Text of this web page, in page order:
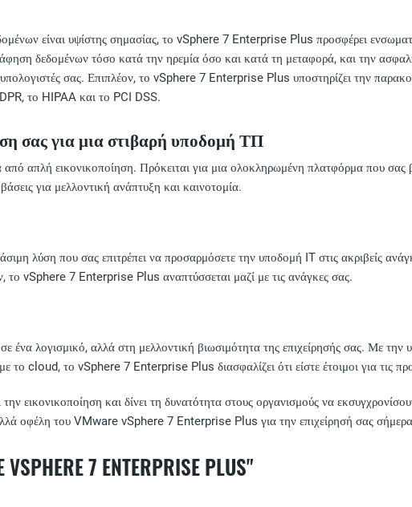
είναι υψίστης σημασίας, το vSphere 7 Enterprise Plus προσφέρει
δεδομένων τόσο κατά την ηρεμία όσο και κατά τη μεταφορά, και την ασφαλή
υπολογιστές σας. Επιπλέον, το vSphere 7 Enterprise Plus υποστηρίζει την
το HIPAA και το PCI DSS.
σας για μια στιβαρή υποδομή ΤΠ
απλή εικονικοποίηση. Πρόκειται για μια ολοκληρωμένη πλατφόρμα που σας
για μελλοντική ανάπτυξη και καινοτομία.
λύση που σας επιτρέπει να προσαρμόσετε την υποδομή IT στις ακριβείς
το vSphere 7 Enterprise Plus αναπτύσσεται μαζί με τις ανάγκες σας.
λογισμικό, αλλά στη μελλοντική βιωσιμότητα της επιχείρησής σας. Με την
το cloud, το vSphere 7 Enterprise Plus διασφαλίζει ότι είστε έτοιμοι για τις
και δίνει τη δυνατότητα στους οργανισμούς να
οφέλη του VMware vSphere 7 Enterprise Plus για την επιχείρησή σας
7 ENTERPRISE PLUS"